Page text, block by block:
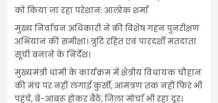
को किया जा रहा परेशान: आलोक शर्मा
मुख्य निर्वाचन अधिकारी ने की विशेष गहन पुनरीक्षण
अभियान की समीक्षा। त्रुटि रहित एवं पारदर्शी मतदाता
सूची बनाने के निर्देश।
मुख्यमंत्री धामी के कार्यक्रम में क्षेत्रीय विधायक चौहान
की मंच पर नहीं लगाई कुर्सी, आमंत्रण तक नहीं फिर भी
पहुंचे, बे-आबरू होकर बैठे, जिला मोर्चा भी रहा दूर।